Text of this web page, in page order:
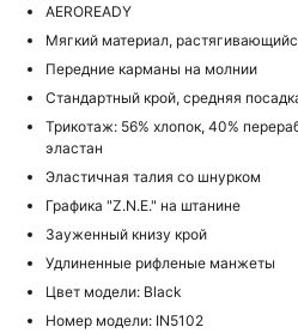
AEROREADY
Мягкий материал,
Передние карманы на молнии
Стандартный крой, средняя
Трикотаж: 56% хлопок, 40%
эластан
Эластичная талия со шнурком
Графика "Z.N.E." на штанине
Зауженный книзу крой
Удлиненные рифленые манжеты
Цвет модели: Black
Номер модели: IN5102